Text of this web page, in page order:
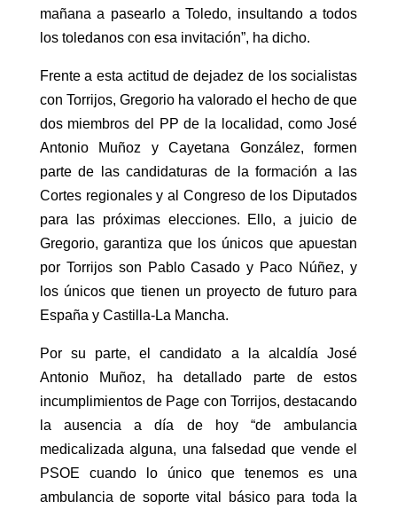
mañana a pasearlo a Toledo, insultando a todos
los toledanos con esa invitación”, ha dicho.
Frente a esta actitud de dejadez de los socialistas
con Torrijos, Gregorio ha valorado el hecho de que
dos miembros del PP de la localidad, como José
Antonio Muñoz y Cayetana González, formen
parte de las candidaturas de la formación a las
Cortes regionales y al Congreso de los Diputados
para las próximas elecciones. Ello, a juicio de
Gregorio, garantiza que los únicos que apuestan
por Torrijos son Pablo Casado y Paco Núñez, y
los únicos que tienen un proyecto de futuro para
España y Castilla-La Mancha.
Por su parte, el candidato a la alcaldía José
Antonio Muñoz, ha detallado parte de estos
incumplimientos de Page con Torrijos, destacando
la ausencia a día de hoy “de ambulancia
medicalizada alguna, una falsedad que vende el
PSOE cuando lo único que tenemos es una
ambulancia de soporte vital básico para toda la